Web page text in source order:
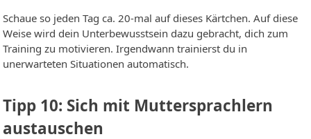
Schaue so jeden Tag ca. 20-mal auf dieses Kärtchen. Auf diese
Weise wird dein Unterbewusstsein dazu gebracht, dich zum
Training zu motivieren. Irgendwann trainierst du in
unerwarteten Situationen automatisch.
Tipp 10: Sich mit Muttersprachlern
austauschen